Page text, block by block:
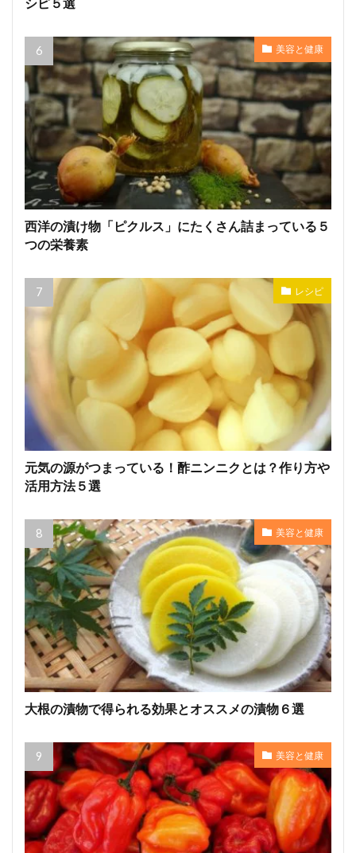
シピ５選
美容と健康
西洋の漬け物「ピクルス」にたくさん詰まっている５
つの栄養素
レシピ
元気の源がつまっている！酢ニンニクとは？作り方や
活用方法５選
美容と健康
大根の漬物で得られる効果とオススメの漬物６選
美容と健康